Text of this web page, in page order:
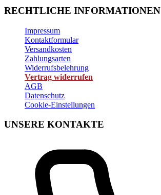
RECHTLICHE INFORMATIONEN
Impressum
Kontaktformular
Versandkosten
Zahlungsarten
Widerrufsbelehrung
Vertrag widerrufen
AGB
Datenschutz
Cookie-Einstellungen
UNSERE KONTAKTE